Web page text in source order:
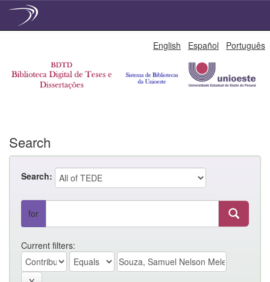
English Español Português
Search
Search:
for
Current filters: